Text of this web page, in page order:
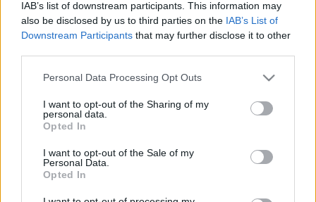
IAB’s list of downstream participants. This information may
also be disclosed by us to third parties on the IAB’s List of
Downstream Participants that may further disclose it to other
Please note that this website/app uses one or more Google
not limited to your visit or usage behaviour. You may click to
grant or deny consent to Google and its third-party tags to
use your data for below specified purposes in below Google
consent section.
Personal Data Processing Opt Outs
I want to opt-out of the Sharing of my
personal data.
Opted In
I want to opt-out of the Sale of my
Personal Data.
Opted In
Κόζιακας(1)
Παρνασσός(1 )
Αρκαδία(1)
Βαρδούσια(1)
Βέρμιο (1)
Ορεινό πεδίο(2)
Κορυφή